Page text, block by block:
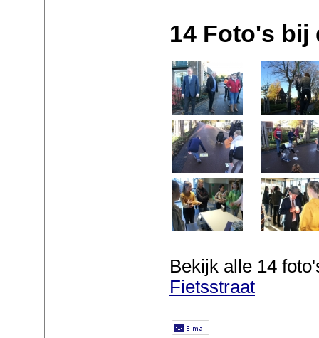
14 Foto's bij
Bekijk alle 14
Fietsstraat